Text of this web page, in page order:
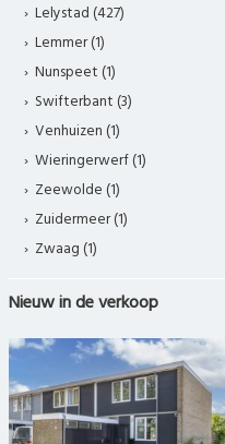
Lelystad (427)
Lemmer (1)
Nunspeet (1)
Swifterbant (3)
Venhuizen (1)
Wieringerwerf (1)
Zeewolde (1)
Zuidermeer (1)
Zwaag (1)
Nieuw in de verkoop